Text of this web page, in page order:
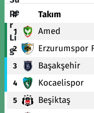
# Takım
1 Amed
2 Erzurumspor
3 Başakşehir
4 Kocaelispor
5 Beşiktaş